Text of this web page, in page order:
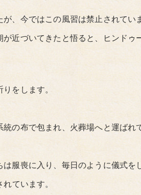
、今ではこの風習は禁止されてい
近づいてきたと悟ると、ヒンドゥ
をします。
の布で包まれ、火葬場へと運ばれ
服喪に入り、毎日のように儀式を
ています。